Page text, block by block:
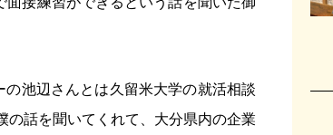
の池辺さんとは久留米大学の就活相談
の話を聞いてくれて、大分県内の企業